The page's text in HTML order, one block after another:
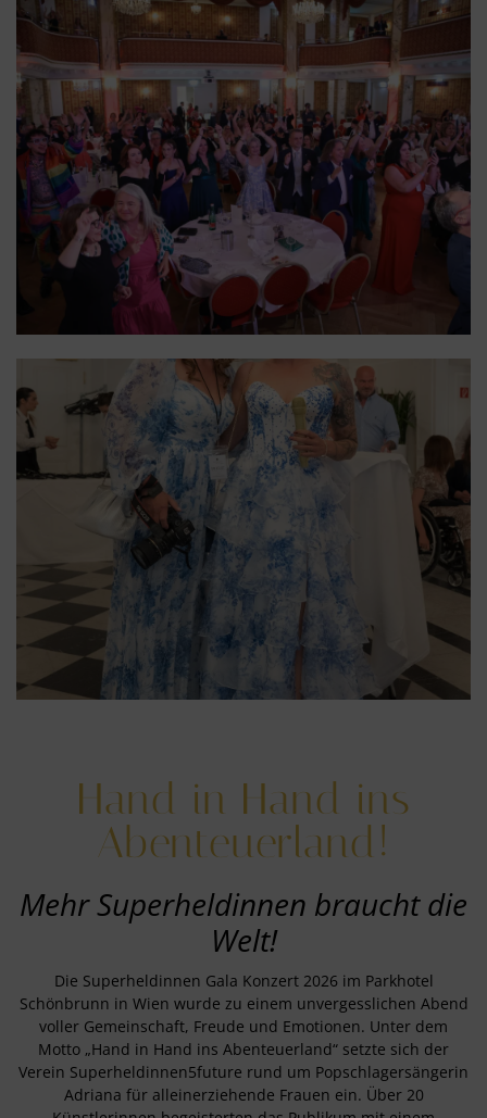
Hand in Hand ins
Abenteuerland!
Mehr Superheldinnen braucht die
Welt!
Die Superheldinnen Gala Konzert 2026 im Parkhotel
Schönbrunn in Wien wurde zu einem unvergesslichen Abend
voller Gemeinschaft, Freude und Emotionen. Unter dem
Motto „Hand in Hand ins Abenteuerland“ setzte sich der
Verein Superheldinnen5future rund um Popschlagersängerin
Adriana für alleinerziehende Frauen ein. Über 20